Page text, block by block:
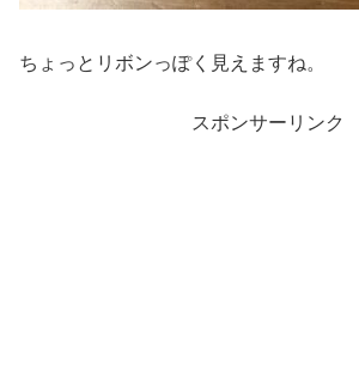
ちょっとリボンっぽく見えますね。
スポンサーリンク